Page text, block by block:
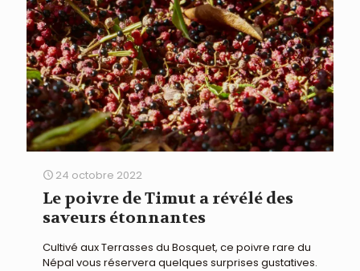
24 octobre 2022
Le poivre de Timut a révélé des
saveurs étonnantes
Cultivé aux Terrasses du Bosquet, ce poivre rare du
Népal vous réservera quelques surprises gustatives.